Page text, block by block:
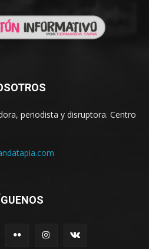
periodista y disruptora. Centro